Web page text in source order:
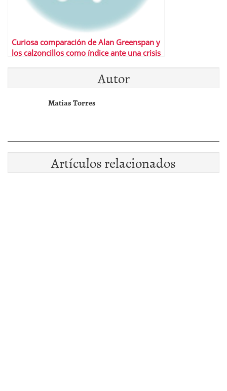
Curiosa comparación de Alan Greenspan y
los calzoncillos como índice ante una crisis
Autor
Matias Torres
Artículos relacionados